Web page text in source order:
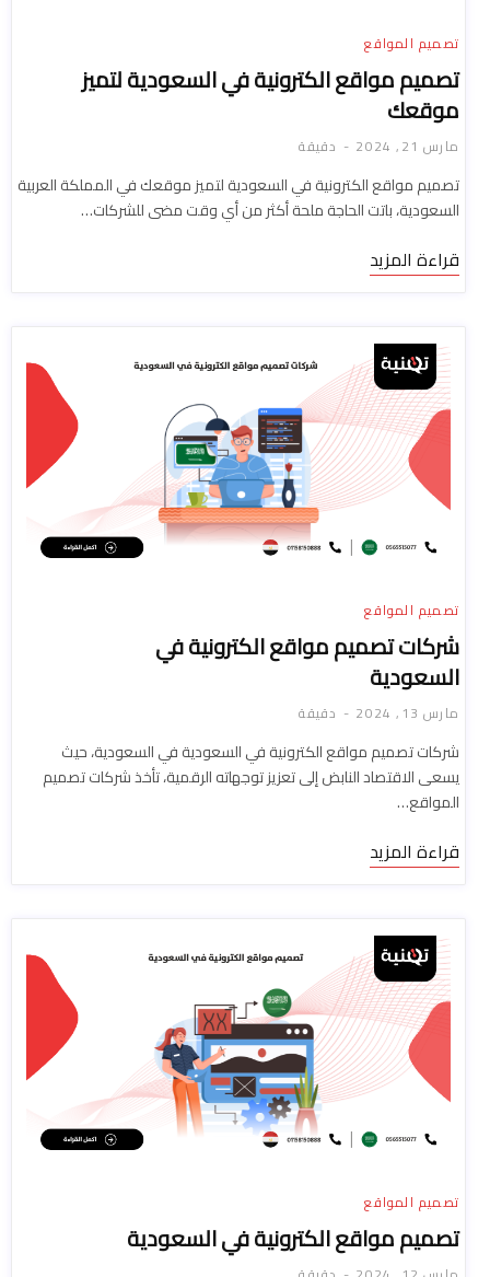
تصميم المواقع
تصميم مواقع الكترونية في السعودية لتميز
موقعك
مارس 21, 2024 دقيقة
تصميم مواقع الكترونية في السعودية لتميز موقعك في المملكة العربية
السعودية، باتت الحاجة ملحة أكثر من أي وقت مضى للشركات…
قراءة المزيد
تصميم المواقع
شركات تصميم مواقع الكترونية في
السعودية
مارس 13, 2024 دقيقة
شركات تصميم مواقع الكترونية في السعودية في السعودية، حيث
يسعى الاقتصاد النابض إلى تعزيز توجهاته الرقمية، تأخذ شركات تصميم
المواقع…
قراءة المزيد
تصميم المواقع
تصميم مواقع الكترونية في السعودية